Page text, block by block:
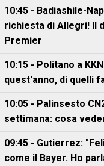
10:45 - Badiashile-
richiesta di Allegri! Il
Premier
10:15 - Politano a
quest'anno, di quelli
10:05 - Palinsesto
settimana: cosa
09:45 - Gutierrez:
come il Bayer. Ho